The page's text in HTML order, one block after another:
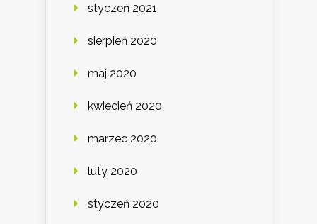
styczeń 2021
sierpień 2020
maj 2020
kwiecień 2020
marzec 2020
luty 2020
styczeń 2020